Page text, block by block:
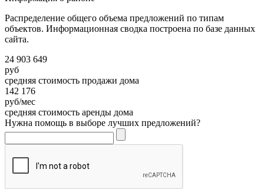
Распределение общего объема предложений по типам
объектов. Информационная сводка построена по базе данных
сайта.
24 903 649
руб
средняя стоимость продажи дома
142 176
руб/мес
средняя стоимость аренды дома
Нужна помощь в выборе лучших предложений?